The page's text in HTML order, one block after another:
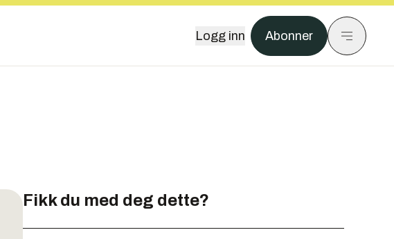
Logg inn Abonner
Fikk du med deg dette?